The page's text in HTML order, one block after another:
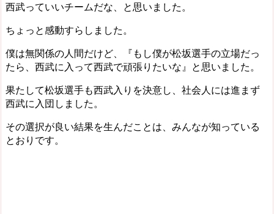
西武っていいチームだな、と思いました。
ちょっと感動すらしました。
僕は無関係の人間だけど、『もし僕が松坂選手の立場だっ
たら、西武に入って西武で頑張りたいな』と思いました。
果たして松坂選手も西武入りを決意し、社会人には進まず
西武に入団しました。
その選択が良い結果を生んだことは、みんなが知っている
とおりです。